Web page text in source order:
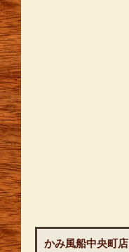
かみ風船中央町店